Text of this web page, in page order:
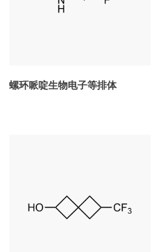
螺环哌啶生物电子等排体